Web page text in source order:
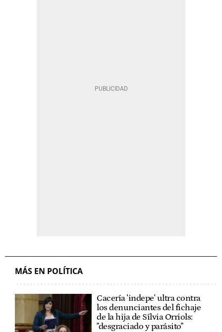
MÁS EN POLÍTICA
Cacería 'indepe' ultra contra
los denunciantes del fichaje
de la hija de Sílvia Orriols:
"desgraciado y parásito"